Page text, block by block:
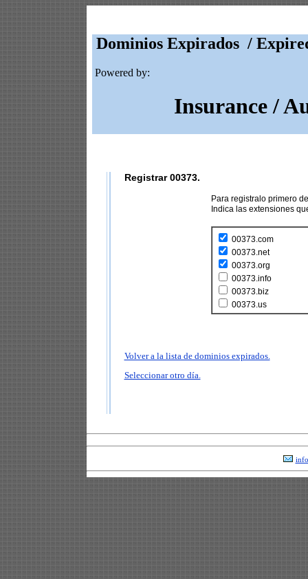
Dominios Expirados /
Powered by:
Insurance /
Registrar 00373.
Para registralo primero
Indica las extensiones
00373.com
00373.net
00373.org
00373.info
00373.biz
00373.us
Volver a la lista de dominios expirados.
Seleccionar otro día.